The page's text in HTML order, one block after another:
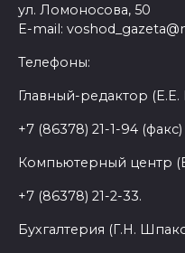
ул. Ломоносова, 50
E-mail:
Телефоны:
Главный-редактор
+7 (86378) 21-1-94 (факс)
Компьютерный центр
+7 (86378) 21-2-33.
Бухгалтерия (Г.Н.